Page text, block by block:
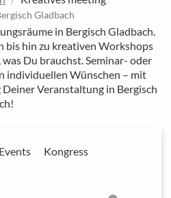
Gladbach
in Bergisch Gladbach.
bis hin zu kreativen Workshops
Du brauchst. Seminar- oder
individuellen Wünschen – mit
Deiner Veranstaltung in Bergisch
Events Kongress